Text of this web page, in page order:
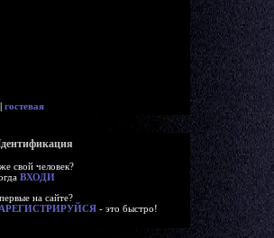
| гостевая
свой человек?
ВХОДИ
на сайте?
- это быстро!